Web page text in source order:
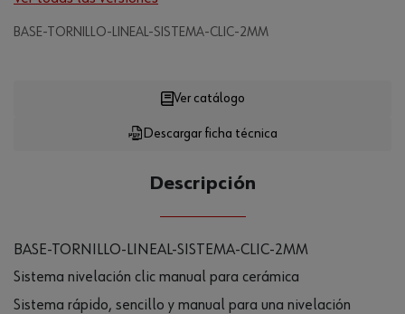
BASE-TORNILLO-LINEAL-SISTEMA-CLIC-2MM
Loading...
Descargar ficha técnica
Ver catálogo
Descripción
BASE-TORNILLO-LINEAL-SISTEMA-CLIC-2MM
Sistema nivelación clic manual para cerámica
Sistema rápido, sencillo y manual para una nivelación